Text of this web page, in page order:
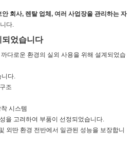
안 회사, 렌탈 업체, 여러 사업장을 관리하는 자
다.
되었습니다
다로운 환경의 실외 사용을 위해 설계되었습
니다.
조
시스템
을 고려하여 부품이 선정되었습니다.
외딴 환경 전반에서 일관된 성능을 보장합니